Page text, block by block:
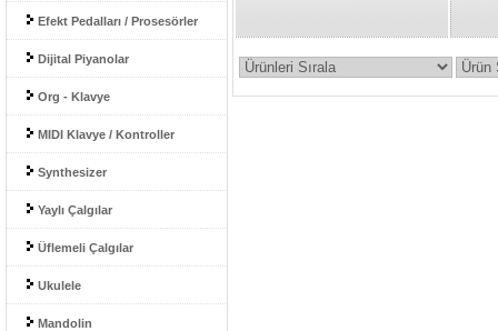
Efekt Pedalları / Prosesörler
Dijital Piyanolar
Org - Klavye
MIDI Klavye / Kontroller
Synthesizer
Yaylı Çalgılar
Üflemeli Çalgılar
Ukulele
Mandolin